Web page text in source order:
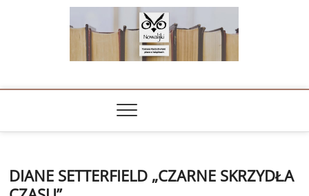
NOWALIJKI
DIANE SETTERFIELD „CZARNE SKRZYDŁA